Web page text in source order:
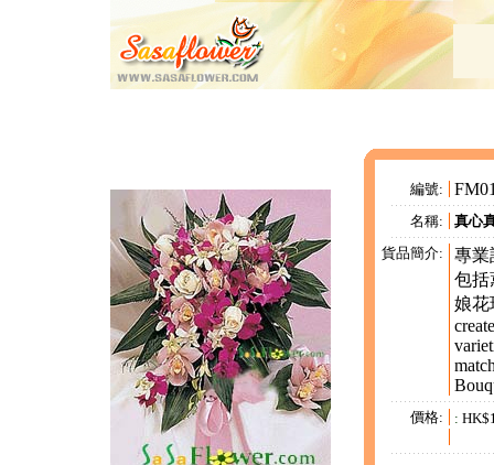
編號:
名稱:
真心
貨品簡介:
專業
包括
娘花
價格: :